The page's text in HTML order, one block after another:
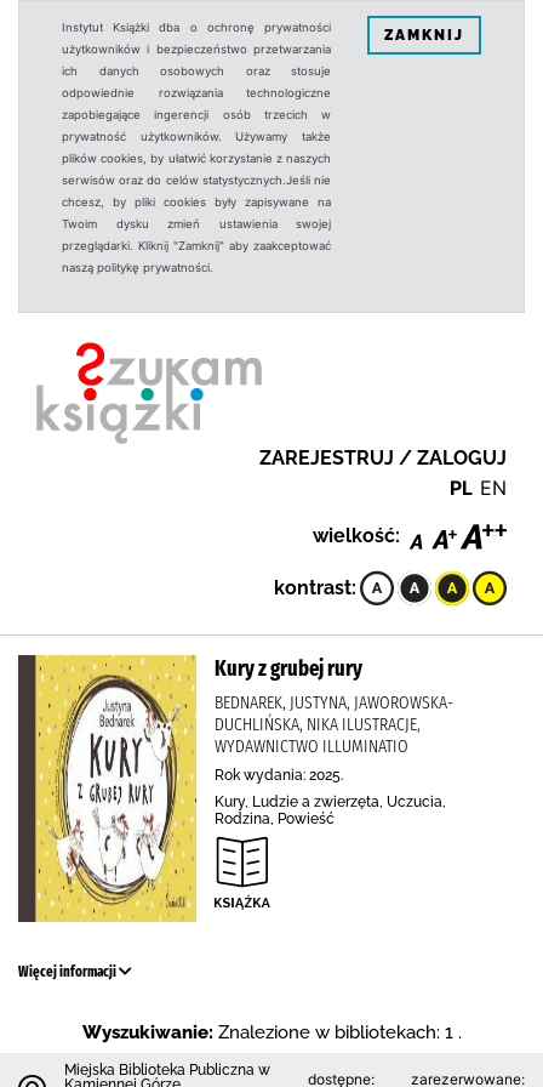
Instytut Książki dba o ochronę prywatności
użytkowników i bezpieczeństwo przetwarzania
ich danych osobowych oraz stosuje
odpowiednie rozwiązania technologiczne
zapobiegające ingerencji osób trzecich w
prywatność użytkowników. Używamy także
plików cookies, by ułatwić korzystanie z naszych
serwisów oraz do celów statystycznych.Jeśli nie
chcesz, by pliki cookies były zapisywane na
Twoim dysku zmień ustawienia swojej
przeglądarki. Kliknij "Zamknij" aby zaakceptować
naszą politykę prywatności.
ZAMKNIJ
ZAREJESTRUJ / ZALOGUJ
PL EN
wielkość:
kontrast:
Kury z grubej rury
BEDNAREK, JUSTYNA, JAWOROWSKA-
DUCHLIŃSKA, NIKA ILUSTRACJE,
WYDAWNICTWO ILLUMINATIO
Rok wydania: 2025.
Kury, Ludzie a zwierzęta, Uczucia,
Rodzina, Powieść
Więcej informacji
Wyszukiwanie: Znalezione w bibliotekach: 1 .
Miejska Biblioteka Publiczna w
dostępne: zarezerwowane: